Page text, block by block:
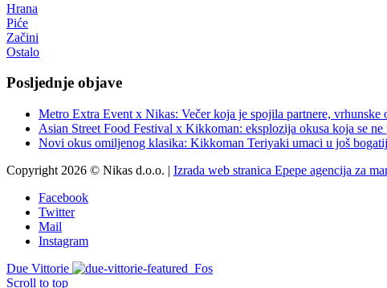
Hrana
Piće
Začini
Ostalo
Posljednje objave
Metro Extra Event x Nikas: Večer koja je spojila partnere, vrhunske
Asian Street Food Festival x Kikkoman: eksplozija okusa koja se ne
Novi okus omiljenog klasika: Kikkoman Teriyaki umaci u još
Copyright 2026 © Nikas d.o.o. | Izrada web stranica Epepe agencija za
Facebook
Twitter
Mail
Instagram
Due Vittorie
Fos
Scroll to top